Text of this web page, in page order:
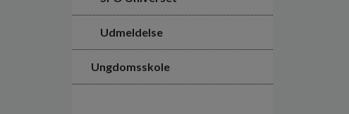
Udmeldelse
Ungdomsskole